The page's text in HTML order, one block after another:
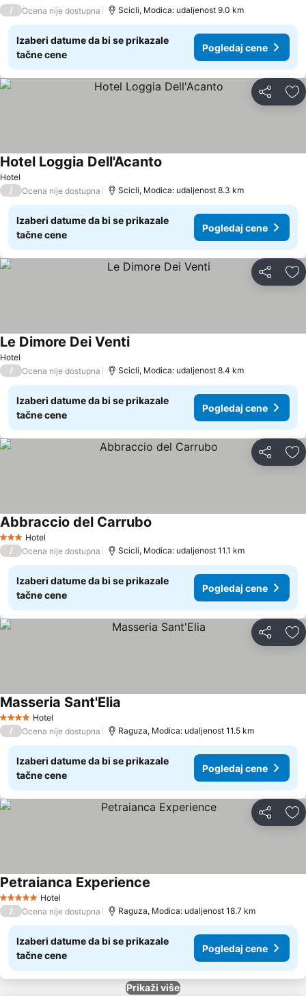
/
Ocena nije dostupna Scicli, Modica: udaljenost 9.0 km
Izaberi datume da bi se prikazale
tačne cene
Pogledaj cene
Deli
Hotel
Hotel Loggia Dell'Acanto
/ Ocena nije dostupna Scicli, Modica: udaljenost 8.3 km
Izaberi datume da bi se prikazale
tačne cene
Pogledaj cene
Deli
Hotel
Le Dimore Dei Venti
/ Ocena nije dostupna Scicli, Modica: udaljenost 8.4 km
Izaberi datume da bi se prikazale
tačne cene
Pogledaj cene
Deli
3 Zvezdice
Hotel
Abbraccio del Carrubo
/ Ocena nije dostupna Scicli, Modica: udaljenost 11.1 km
Izaberi datume da bi se prikazale
tačne cene
Pogledaj cene
Deli
4 ZvezdiceHotel
Masseria Sant'Elia
/ Ocena nije dostupna Raguza, Modica: udaljenost 11.5 km
Izaberi datume da bi se prikazale
tačne cene
Pogledaj cene
Deli
5 ZvezdiceHotel
Petraianca Experience
/ Ocena nije dostupna Raguza, Modica: udaljenost 18.7 km
Izaberi datume da bi se prikazale
tačne cene
Pogledaj cene
Prikaži više